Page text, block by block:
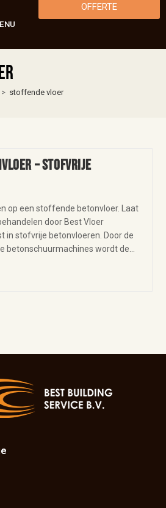
OFFERTE
> stoffende vloer
– stofvrije
op een stoffende betonvloer. Laat
door Best Vloer
in stofvrije betonvloeren. Door de
betonschuurmachines wordt de…